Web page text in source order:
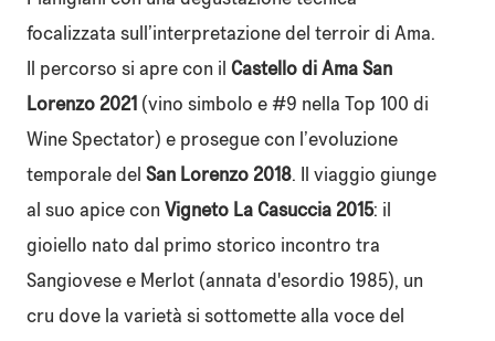
focalizzata sull’interpretazione del terroir di Ama.
Il percorso si apre con il Castello di Ama San
Lorenzo 2021 (vino simbolo e #9 nella Top 100 di
Wine Spectator) e prosegue con l’evoluzione
temporale del San Lorenzo 2018. Il viaggio giunge
al suo apice con Vigneto La Casuccia 2015: il
gioiello nato dal primo storico incontro tra
Sangiovese e Merlot (annata d'esordio 1985), un
cru dove la varietà si sottomette alla voce del